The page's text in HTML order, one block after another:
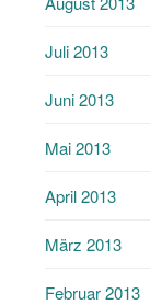
Juli 2013
Juni 2013
Mai 2013
April 2013
März 2013
Februar 2013